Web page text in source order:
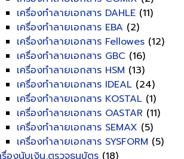
เครื่องทำลายเอกสาร DAHLE (11)
เครื่องทำลายเอกสาร EBA (2)
เครื่องทำลายเอกสาร Fellowes (12)
เครื่องทำลายเอกสาร GBC (16)
เครื่องทำลายเอกสาร HSM (13)
เครื่องทำลายเอกสาร IDEAL (24)
เครื่องทำลายเอกสาร KOSTAL (1)
เครื่องทำลายเอกสาร OASTAR (11)
เครื่องทำลายเอกสาร SEMAX (5)
เครื่องทำลายเอกสาร SYSFORM (5)
รื่องนับเงิน,ตรวจธนบัตร (18)